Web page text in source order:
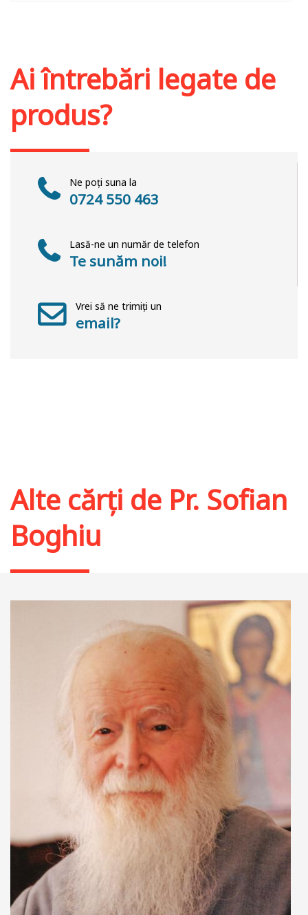
Ai întrebări legate de
produs?
Ne poți suna la
0724 550 463
Lasă-ne un număr de telefon
Te sunăm noi!
Vrei să ne trimiți un
email?
Alte cărți de Pr. Sofian
Boghiu